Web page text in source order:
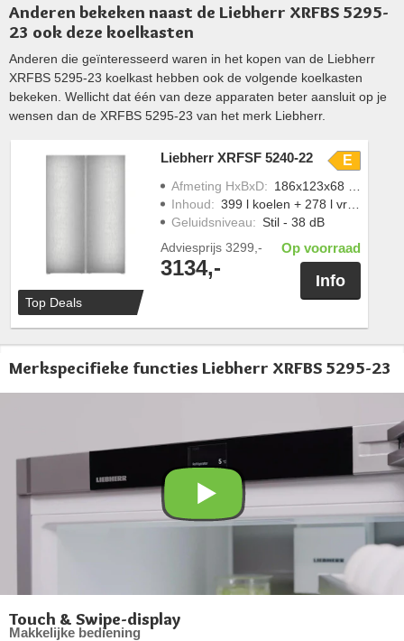
Anderen bekeken naast de Liebherr XRFBS 5295-
23 ook deze koelkasten
Anderen die geïnteresseerd waren in het kopen van de Liebherr
XRFBS 5295-23 koelkast hebben ook de volgende koelkasten
bekeken. Wellicht dat één van deze apparaten beter aansluit op je
wensen dan de XRFBS 5295-23 van het merk Liebherr.
Top Deals
Liebherr XRFSF 5240-22 E
Afmeting HxBxD: 186x123x68 cm
Inhoud: 399 l koelen + 278 l vriezen
Geluidsniveau: Stil - 38 dB
Adviesprijs 3299,-
3134,-
Op voorraad
Info
Merkspecifieke functies Liebherr XRFBS 5295-23
Touch & Swipe-display
Makkelijke bediening